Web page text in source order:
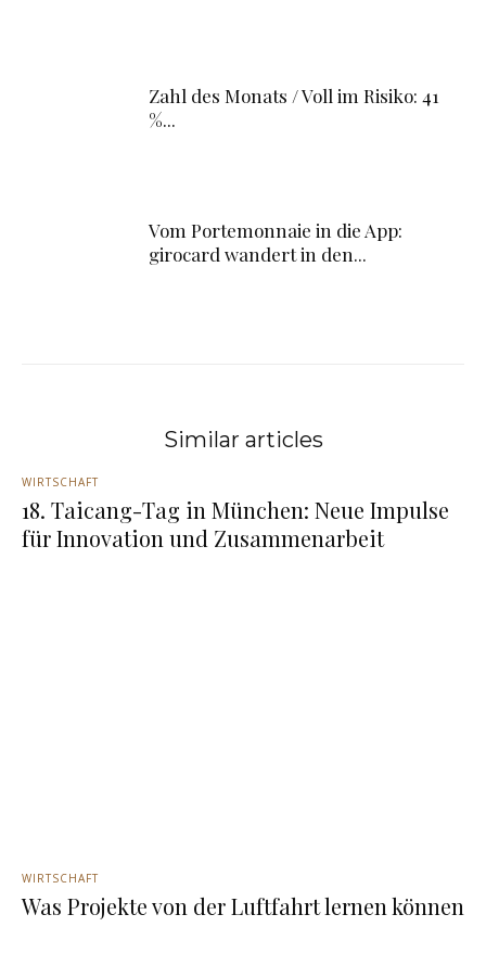
Zahl des Monats / Voll im Risiko: 41
%...
Vom Portemonnaie in die App:
girocard wandert in den...
Similar articles
WIRTSCHAFT
18. Taicang-Tag in München: Neue Impulse
für Innovation und Zusammenarbeit
WIRTSCHAFT
Was Projekte von der Luftfahrt lernen können